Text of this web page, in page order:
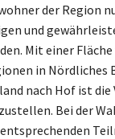
der Region
und
Mit einer
in Nördliches
nach Hof ist
Bei der